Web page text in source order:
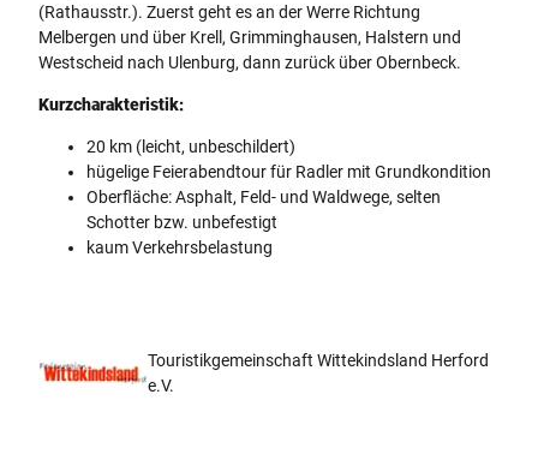
(Rathausstr.). Zuerst geht es an der Werre Richtung
Melbergen und über Krell, Grimminghausen, Halstern und
Westscheid nach Ulenburg, dann zurück über Obernbeck.
Kurzcharakteristik:
20 km (leicht, unbeschildert)
hügelige Feierabendtour für Radler mit Grundkondition
Oberfläche: Asphalt, Feld- und Waldwege, selten
Schotter bzw. unbefestigt
kaum Verkehrsbelastung
Touristikgemeinschaft Wittekindsland Herford
e.V.